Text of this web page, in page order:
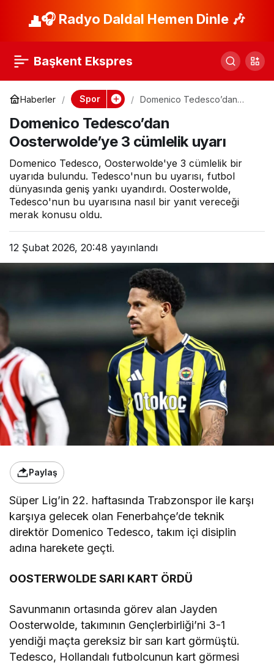
🎧 Radyo Daldal Hemen Dinle 🎶
Başkent Ekspres
Haberler Spor
Domenico Tedesco’dan
uyarı
Domenico Tedesco’dan
Oosterwolde’ye 3 cümlelik uyarı
Domenico Tedesco, Oosterwolde'ye 3 cümlelik bir
uyarıda bulundu. Tedesco'nun bu uyarısı, futbol
dünyasında geniş yankı uyandırdı. Oosterwolde,
Tedesco'nun bu uyarısına nasıl bir yanıt vereceği
merak konusu oldu.
12 Şubat 2026, 20:48 yayınlandı
Paylaş
Süper Lig’in 22. haftasında Trabzonspor ile karşı
karşıya gelecek olan Fenerbahçe’de teknik
direktör Domenico Tedesco, takım içi disiplin
adına harekete geçti.
OOSTERWOLDE SARI KART ÖRDÜ
Savunmanın ortasında görev alan Jayden
Oosterwolde, takımının Gençlerbirliği’ni 3-1
yendiği maçta gereksiz bir sarı kart görmüştü.
Tedesco, Hollandalı futbolcunun kart görmesi
Müjdeyi verdiler:
beklediği haber geldi
Paylaş